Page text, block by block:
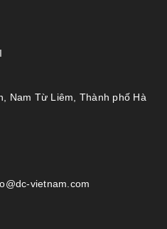
Nam Từ Liêm, Thành phố Hà
vietnam.com